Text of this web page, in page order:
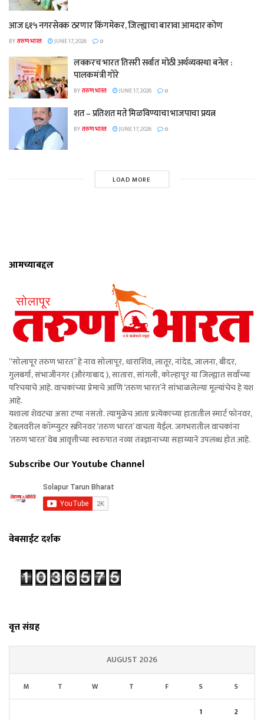
आज ६१५ नगरसेवक ठरणार किंगमेकर, जिल्ह्याचा बारावा आमदार कोण
BYतरुण भारत JUNE 17, 2026 0
लवकरच भारत तिसरी सर्वात मोठी अर्थव्यवस्था बनेल :
पालकमंत्री गोरे
BYतरुण भारत JUNE 17, 2026 0
शत – प्रतिशत मते मिळविण्याचा भाजपाचा प्रयत्न
BYतरुण भारत JUNE 17, 2026 0
LOAD MORE
आमच्याबद्दल
“सोलापूर तरुण भारत” हे नाव सोलापूर, धाराशिव, लातूर, नांदेड, जालना, बीदर,
गुलबर्गा, संभाजीनगर (औरंगाबाद ), सातारा, सांगली, कोल्हापूर या जिल्ह्यात सर्वांच्या
परिचयाचे आहे. वाचकांच्या प्रेमाचे आणि ‘तरुण भारत’ने सांभाळलेल्या मूल्यांचेच हे यश
आहे.
यशाला शेवटचा असा टप्पा नसतो. त्यामुळेच आता प्रत्येकाच्या हातातील स्मार्ट फोनवर,
टेबलवरील कॉम्प्युटर स्क्रीनवर ‘तरुण भारत’ वाचता येईल. जगभरातील वाचकांना
‘तरुण भारत’ वेब आवृत्तीच्या स्वरुपात नव्या तंत्रज्ञानाच्या सहाय्याने उपलब्ध होत आहे.
Subscribe Our Youtube Channel
वेबसाईट दर्शक
वृत्त संग्रह
AUGUST 2026
M T W T F S S
1 2